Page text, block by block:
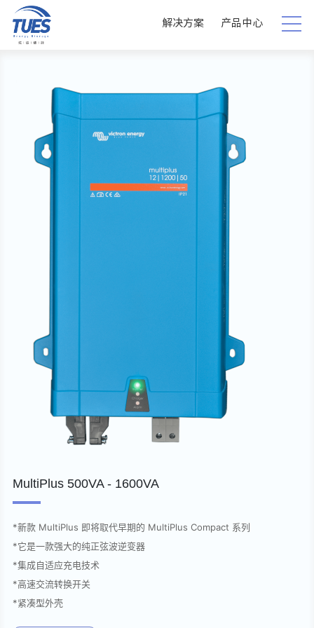
解决方案 产品中心
MultiPlus 500VA - 1600VA
*新款 MultiPlus 即将取代早期的 MultiPlus Compact 系列
*它是一款强大的纯正弦波逆变器
*集成自适应充电技术
*高速交流转换开关
*紧凑型外壳